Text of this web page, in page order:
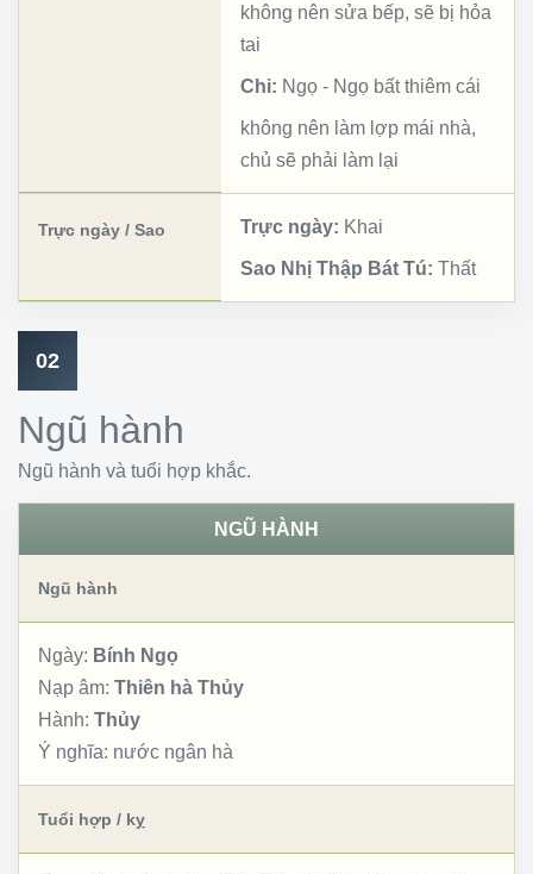
không nên sửa bếp, sẽ bị hỏa
tai
Chi: Ngọ - Ngọ bất thiêm cái
không nên làm lợp mái nhà,
chủ sẽ phải làm lại
Trực ngày / Sao Trực ngày: Khai
Sao Nhị Thập Bát Tú: Thất
02
Ngũ hành
Ngũ hành và tuổi hợp khắc.
NGŨ HÀNH
Ngũ hành
Ngày: Bính Ngọ
Nạp âm: Thiên hà Thủy
Hành: Thủy
Ý nghĩa: nước ngân hà
Tuổi hợp / kỵ